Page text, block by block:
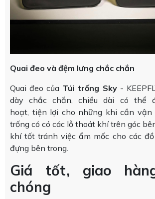
Quai đeo và đệm lưng chắc chắn
Quai đeo của Túi trống Sky-
dày chắc chắn, chiều dài có thể
hoạt, tiện lợi cho những khi cần vận
trống có có các lỗ thoát khí trên góc
khí tốt tránh việc ẩm mốc cho các
đựng bên trong.
Giá tốt, giao
chóng